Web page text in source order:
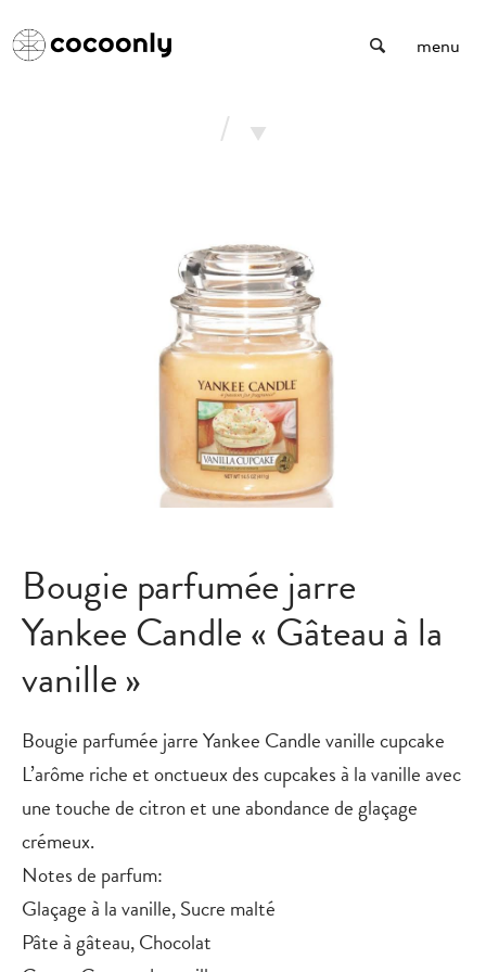
menu
/
Bougie parfumée jarre
Yankee Candle « Gâteau à la
vanille »
Bougie parfumée jarre Yankee Candle vanille cupcake
L’arôme riche et onctueux des cupcakes à la vanille avec
une touche de citron et une abondance de glaçage
crémeux.
Notes de parfum:
Glaçage à la vanille, Sucre malté
Pâte à gâteau, Chocolat